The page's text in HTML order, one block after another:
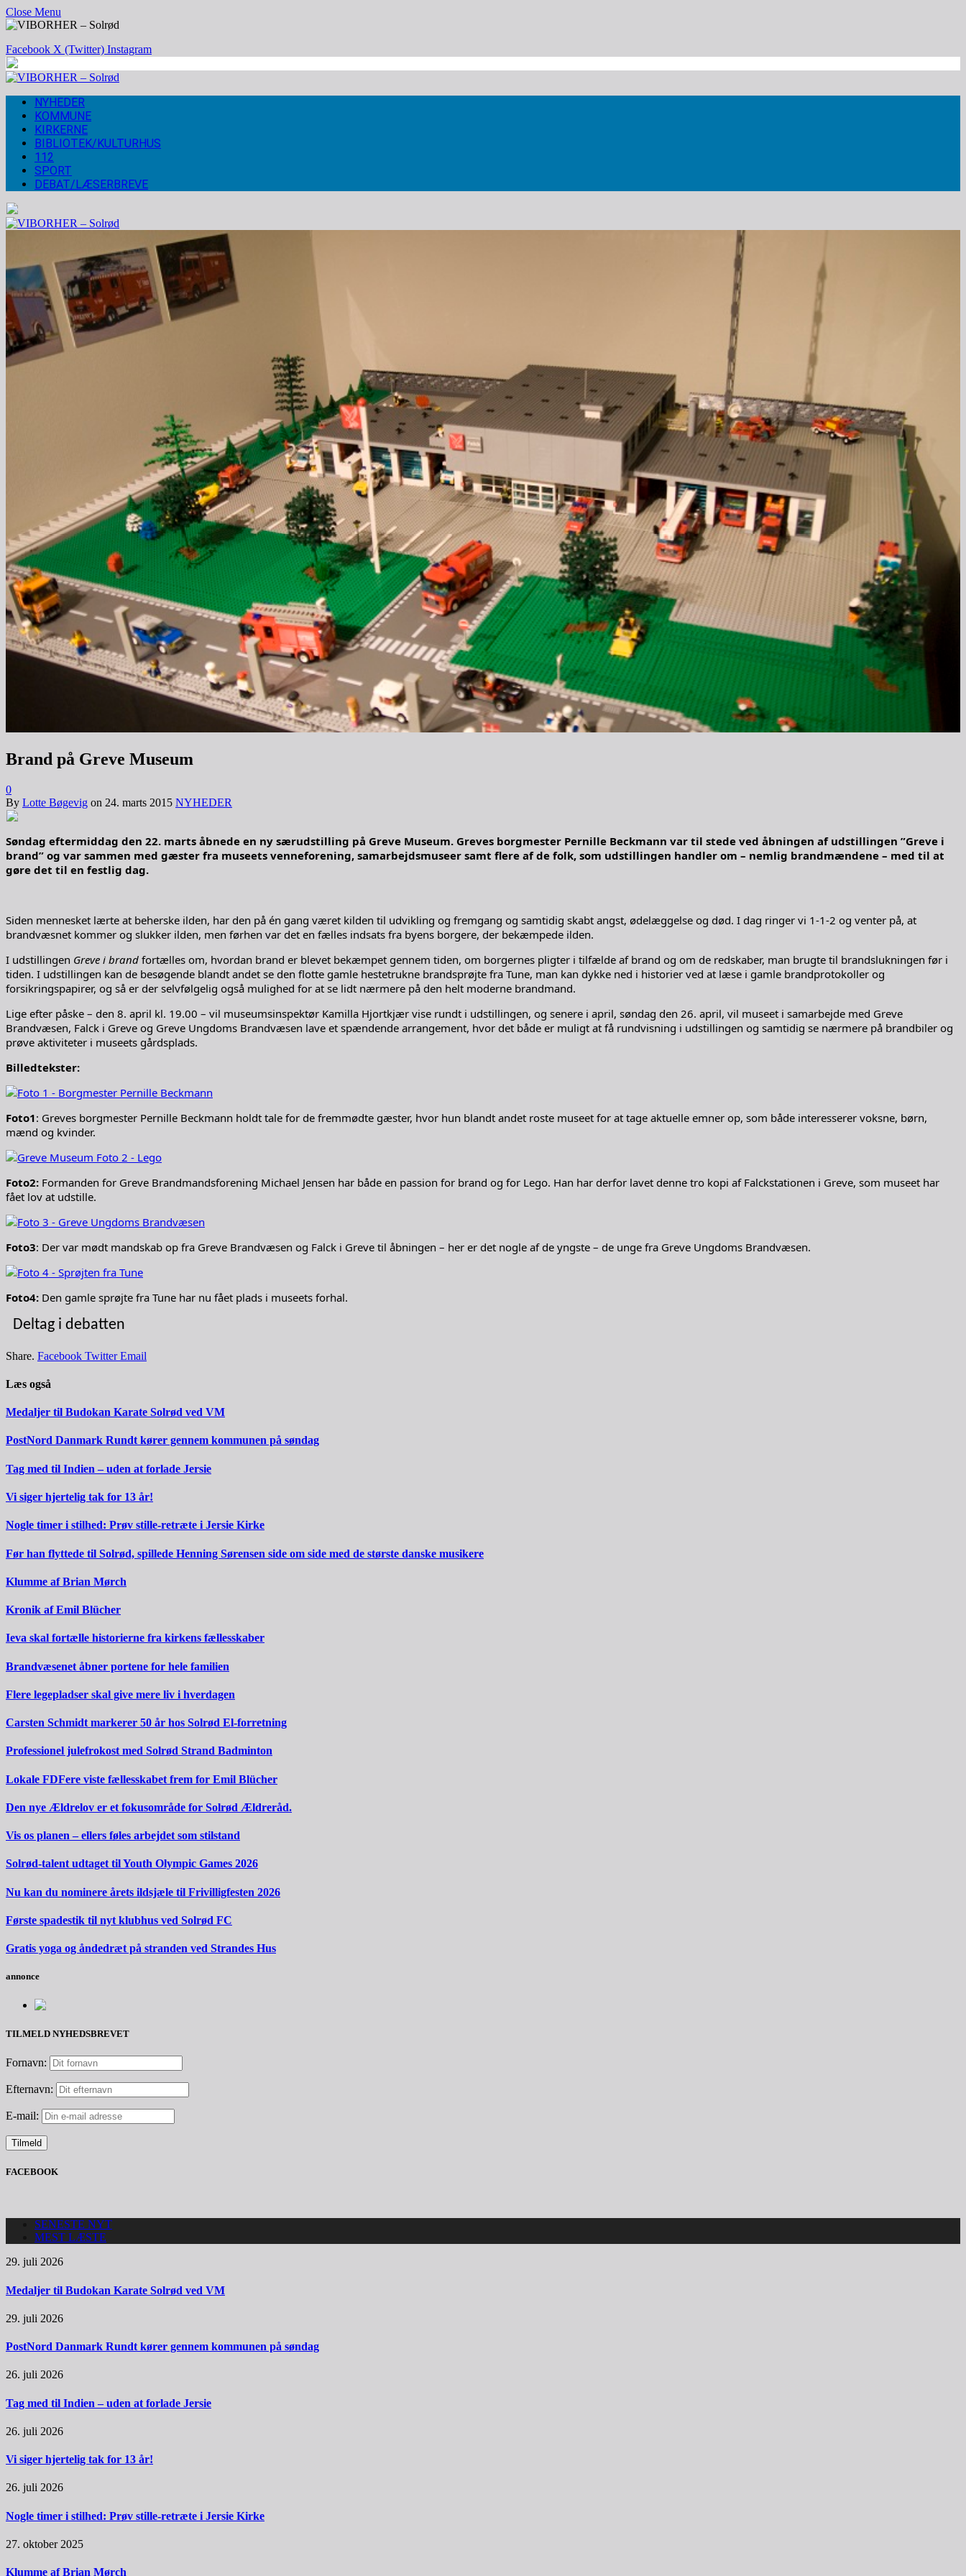
Close Menu
Facebook X (Twitter) Instagram
NYHEDER
KOMMUNE
KIRKERNE
BIBLIOTEK/KULTURHUS
112
SPORT
DEBAT/LÆSERBREVE
Brand på Greve Museum
0
By Lotte Bøgevig on 24. marts 2015 NYHEDER
Søndag eftermiddag den 22. marts åbnede en ny særudstilling på Greve Museum. Greves borgmester Pernille Beckmann var til stede ved åbningen af udstillingen ”Greve i
brand” og var sammen med gæster fra museets venneforening, samarbejdsmuseer samt flere af de folk, som udstillingen handler om – nemlig brandmændene – med til at
gøre det til en festlig dag.
Siden mennesket lærte at beherske ilden, har den på én gang været kilden til udvikling og fremgang og samtidig skabt angst, ødelæggelse og død. I dag ringer vi 1-1-2 og venter på, at
brandvæsnet kommer og slukker ilden, men førhen var det en fælles indsats fra byens borgere, der bekæmpede ilden.
I udstillingen Greve i brand fortælles om, hvordan brand er blevet bekæmpet gennem tiden, om borgernes pligter i tilfælde af brand og om de redskaber, man brugte til brandslukningen før i
tiden. I udstillingen kan de besøgende blandt andet se den flotte gamle hestetrukne brandsprøjte fra Tune, man kan dykke ned i historier ved at læse i gamle brandprotokoller og
forsikringspapirer, og så er der selvfølgelig også mulighed for at se lidt nærmere på den helt moderne brandmand.
Lige efter påske – den 8. april kl. 19.00 – vil museumsinspektør Kamilla Hjortkjær vise rundt i udstillingen, og senere i april, søndag den 26. april, vil museet i samarbejde med Greve
Brandvæsen, Falck i Greve og Greve Ungdoms Brandvæsen lave et spændende arrangement, hvor det både er muligt at få rundvisning i udstillingen og samtidig se nærmere på brandbiler og
prøve aktiviteter i museets gårdsplads.
Billedtekster:
Foto1: Greves borgmester Pernille Beckmann holdt tale for de fremmødte gæster, hvor hun blandt andet roste museet for at tage aktuelle emner op, som både interesserer voksne, børn,
mænd og kvinder.
Foto2: Formanden for Greve Brandmandsforening Michael Jensen har både en passion for brand og for Lego. Han har derfor lavet denne tro kopi af Falckstationen i Greve, som museet har
fået lov at udstille.
Foto3: Der var mødt mandskab op fra Greve Brandvæsen og Falck i Greve til åbningen – her er det nogle af de yngste – de unge fra Greve Ungdoms Brandvæsen.
Foto4: Den gamle sprøjte fra Tune har nu fået plads i museets forhal.
Deltag i debatten
Share. Facebook Twitter Email
Læs også
Medaljer til Budokan Karate Solrød ved VM
PostNord Danmark Rundt kører gennem kommunen på søndag
Tag med til Indien – uden at forlade Jersie
Vi siger hjertelig tak for 13 år!
Nogle timer i stilhed: Prøv stille-retræte i Jersie Kirke
Før han flyttede til Solrød, spillede Henning Sørensen side om side med de største danske musikere
Klumme af Brian Mørch
Kronik af Emil Blücher
Ieva skal fortælle historierne fra kirkens fællesskaber
Brandvæsenet åbner portene for hele familien
Flere legepladser skal give mere liv i hverdagen
Carsten Schmidt markerer 50 år hos Solrød El-forretning
Professionel julefrokost med Solrød Strand Badminton
Lokale FDFere viste fællesskabet frem for Emil Blücher
Den nye Ældrelov er et fokusområde for Solrød Ældreråd.
Vis os planen – ellers føles arbejdet som stilstand
Solrød-talent udtaget til Youth Olympic Games 2026
Nu kan du nominere årets ildsjæle til Frivilligfesten 2026
Første spadestik til nyt klubhus ved Solrød FC
Gratis yoga og åndedræt på stranden ved Strandes Hus
annonce
TILMELD NYHEDSBREVET
Fornavn:
Efternavn:
E-mail:
FACEBOOK
SENESTE NYT
MEST LÆSTE
29. juli 2026
Medaljer til Budokan Karate Solrød ved VM
29. juli 2026
PostNord Danmark Rundt kører gennem kommunen på søndag
26. juli 2026
Tag med til Indien – uden at forlade Jersie
26. juli 2026
Vi siger hjertelig tak for 13 år!
26. juli 2026
Nogle timer i stilhed: Prøv stille-retræte i Jersie Kirke
27. oktober 2025
Klumme af Brian Mørch